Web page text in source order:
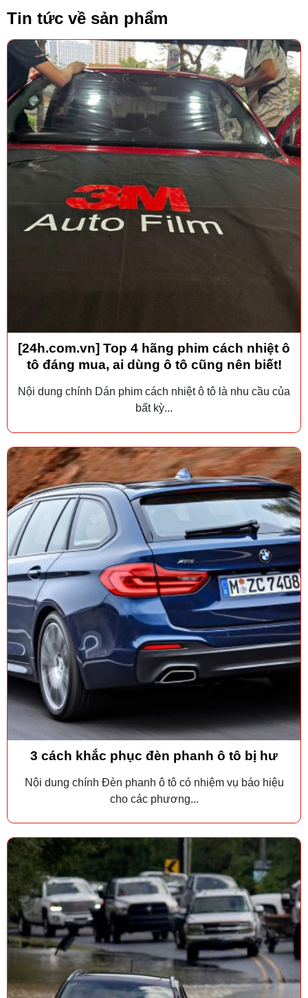
Tin tức về sản phẩm
[24h.com.vn] Top 4 hãng phim cách nhiệt ô
tô đáng mua, ai dùng ô tô cũng nên biết!
Nội dung chính Dán phim cách nhiệt ô tô là nhu cầu của
bất kỳ...
3 cách khắc phục đèn phanh ô tô bị hư
Nội dung chính Đèn phanh ô tô có nhiệm vụ báo hiệu
cho các phương...